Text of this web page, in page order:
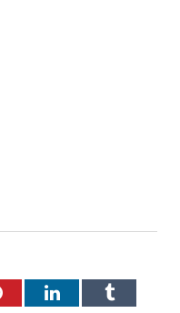
PinterestLinkedInTumblr